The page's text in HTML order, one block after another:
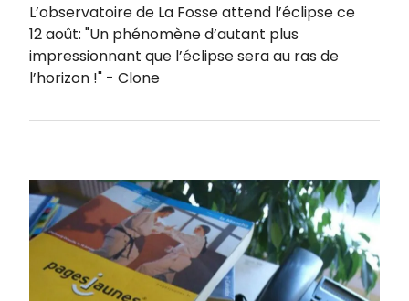
L’observatoire de La Fosse attend l’éclipse ce
12 août: "Un phénomène d’autant plus
impressionnant que l’éclipse sera au ras de
l’horizon !" - Clone